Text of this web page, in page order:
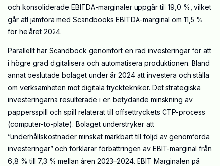
och konsoliderade EBITDA-marginaler uppgår till 19,0 %, vilket
går att jämföra med Scandbooks EBITDA-marginal om 11,5 %
för helåret 2024.
Parallellt har Scandbook genomfört en rad investeringar för att
i högre grad digitalisera och automatisera produktionen. Bland
annat beslutade bolaget under år 2024 att investera och ställa
om verksamheten mot digitala trycktekniker. Det strategiska
investeringarna resulterade i en betydande minskning av
pappersspill och spill relaterat till offsettryckets CTP-process
(computer-to-plate). Bolaget understryker att
”underhållskostnader minskat märkbart till följd av genomförda
investeringar” och förklarar förbättringen av EBIT-marginal från
6,8 % till 7,3 % mellan åren 2023–2024. EBIT Marginalen på